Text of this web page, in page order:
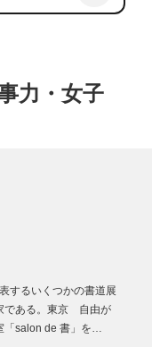
力・女子
するいくつかの書道展
である。東京 自由が
「salon de 書」を…